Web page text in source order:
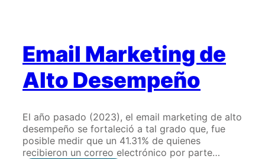
Email Marketing de
Alto Desempeño
El año pasado (2023), el email marketing de alto
desempeño se fortaleció a tal grado que, fue
posible medir que un 41.31% de quienes
recibieron un correo electrónico por parte…